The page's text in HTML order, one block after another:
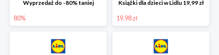
Wyprzedaż do -80% taniej
80%
Książki dla dzieci w Lidlu 19,99 zł
19.98 zł